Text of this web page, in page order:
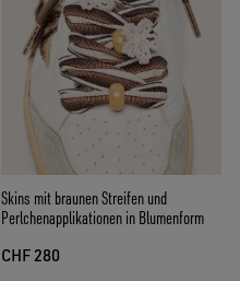
Skins mit braunen Streifen und
Perlchenapplikationen in Blumenform
CHF 280